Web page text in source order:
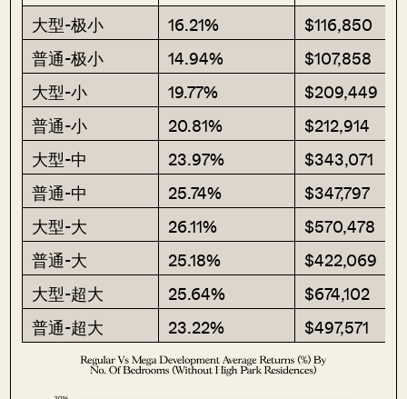
大型-极小 16.21%
$116,850
普通-极小
14.94%
$107,858
大型-小
19.77%
$209,449
普通-小
20.81%
$212,914
大型-中
23.97%
$343,071
普通-中
25.74%
$347,797
大型-大
26.11%
$570,478
普通-大
25.18%
$422,069
大型-超大
25.64%
$674,102
普通-超大
23.22% $497,571